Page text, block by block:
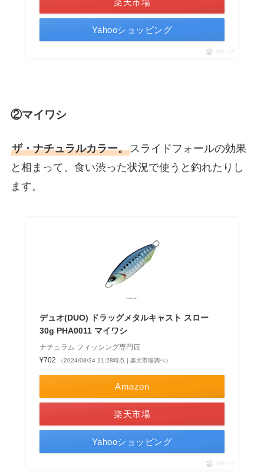
Yahooショッピング
ポチップ
②マイワシ
ザ・ナチュラルカラー。スライドフォールの効果
と相まって、食い渋った状況で使うと釣れたりし
ます。
デュオ(DUO) ドラッグメタルキャスト スロー
30g PHA0011 マイワシ
ナチュラム フィッシング専門店
¥702
（2024/08/24 21:28時点 | 楽天市場調べ）
Amazon
楽天市場
Yahooショッピング
ポチップ